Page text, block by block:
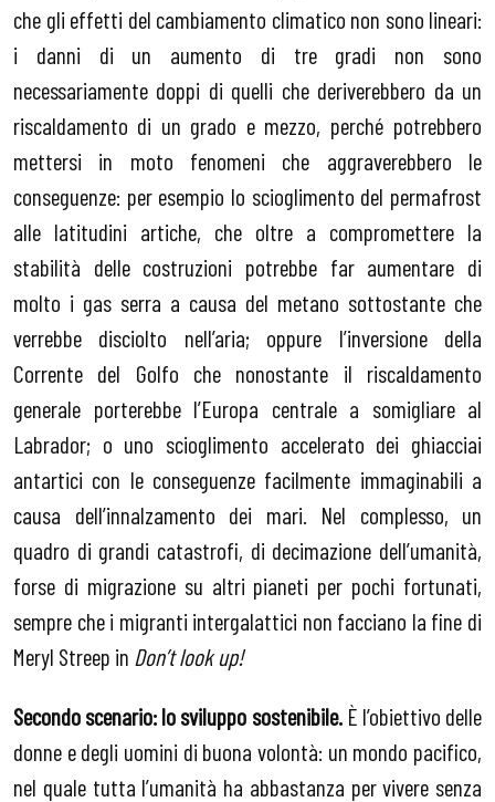
che gli effetti del cambiamento climatico non sono lineari:
i danni di un aumento di tre gradi non sono
necessariamente doppi di quelli che deriverebbero da un
riscaldamento di un grado e mezzo, perché potrebbero
mettersi in moto fenomeni che aggraverebbero le
conseguenze: per esempio lo scioglimento del permafrost
alle latitudini artiche, che oltre a compromettere la
stabilità delle costruzioni potrebbe far aumentare di
molto i gas serra a causa del metano sottostante che
verrebbe disciolto nell’aria; oppure l’inversione della
Corrente del Golfo che nonostante il riscaldamento
generale porterebbe l’Europa centrale a somigliare al
Labrador; o uno scioglimento accelerato dei ghiacciai
antartici con le conseguenze facilmente immaginabili a
causa dell’innalzamento dei mari. Nel complesso, un
quadro di grandi catastrofi, di decimazione dell’umanità,
forse di migrazione su altri pianeti per pochi fortunati,
sempre che i migranti intergalattici non facciano la fine di
Meryl Streep in Don’t look up!
Secondo scenario: lo sviluppo sostenibile. È l’obiettivo delle
donne e degli uomini di buona volontà: un mondo pacifico,
nel quale tutta l’umanità ha abbastanza per vivere senza